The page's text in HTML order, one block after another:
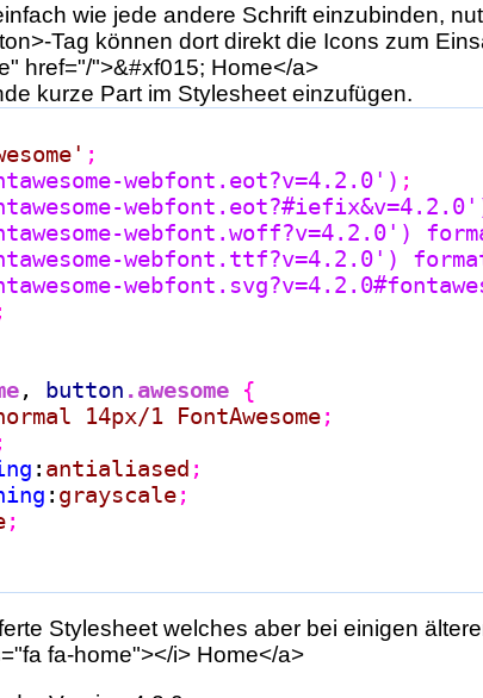
wie jede andere Schrift einzubinden,
Tag können dort direkt die Icons zum
href="/">&#xf015; Home</a>
kurze Part im Stylesheet einzufügen.
;
webfont.eot?v=4.2.0' ) ;
webfont.eot?#iefix&v=4.2.0'
webfont.woff?v=4.2.0' )
webfont.ttf?v=4.2.0' )
, button .awesome {
14px/1 FontAwesome;
: antialiased ;
: grayscale;
;
Stylesheet welches aber bei einigen
fa-home"></i> Home</a>